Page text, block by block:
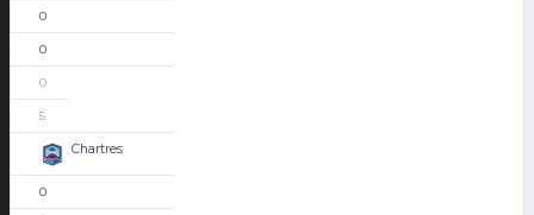
0
0
0
5
Chartres
0